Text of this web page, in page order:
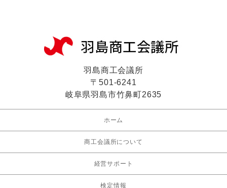
羽島商工会議所
〒501-6241
岐阜県羽島市竹鼻町2635
ホーム
商工会議所について
経営サポート
検定情報